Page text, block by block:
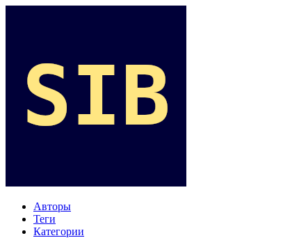
Авторы
Теги
Категории